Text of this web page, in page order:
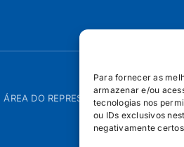
Para fornecer as
armazenar e/ou
tecnologias nos
ou IDs exclusivos
negativamente
ÁREA DO REPRESENTANTE – B2B